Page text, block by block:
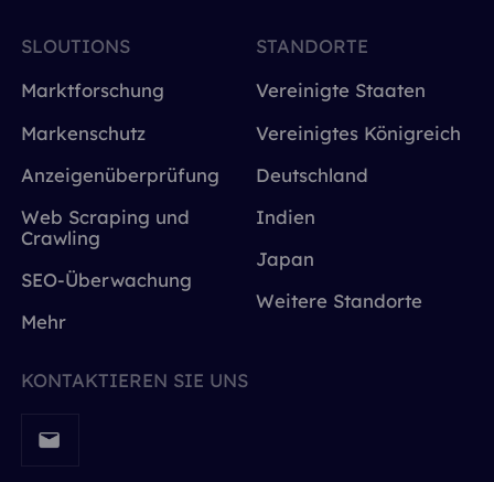
SLOUTIONS
Marktforschung
Markenschutz
Anzeigenüberprüfung
Web Scraping und
Crawling
SEO-Überwachung
Mehr
STANDORTE
Vereinigte Staaten
Vereinigtes Königreich
Deutschland
Indien
Japan
Weitere Standorte
KONTAKTIEREN SIE UNS